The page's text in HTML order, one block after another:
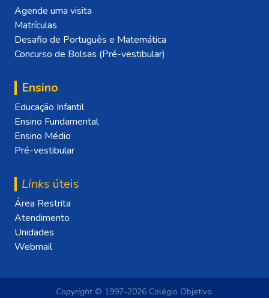
Agende uma visita
Matrículas
Desafio de Português e Matemática
Concurso de Bolsas (Pré-vestibular)
Ensino
Educação Infantil
Ensino Fundamental
Ensino Médio
Pré-vestibular
Links úteis
Área Restrita
Atendimento
Unidades
Webmail
Copyright© 1997-2026 Colégio Objetivo.